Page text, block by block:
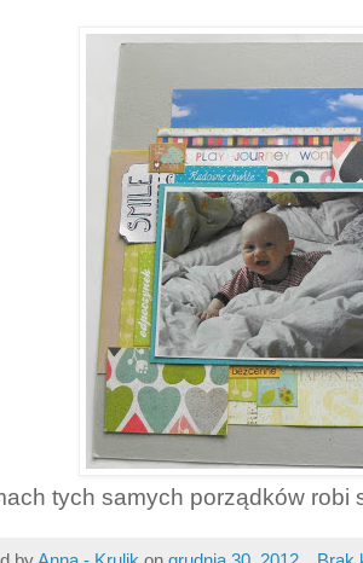
tych samych porządków robi